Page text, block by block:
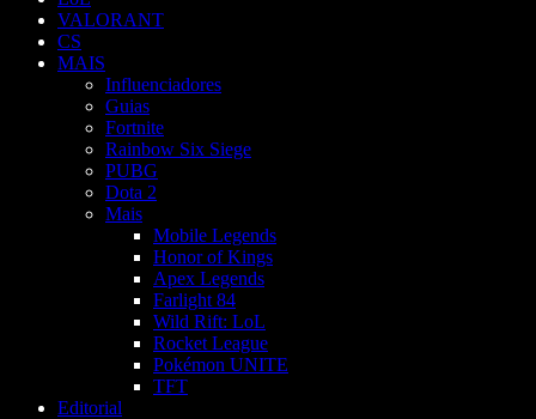
VALORANT
CS
MAIS
Influenciadores
Guias
Fortnite
Rainbow Six Siege
PUBG
Dota 2
Mais
Mobile Legends
Honor of Kings
Apex Legends
Farlight 84
Wild Rift: LoL
Rocket League
Pokémon UNITE
TFT
Editorial